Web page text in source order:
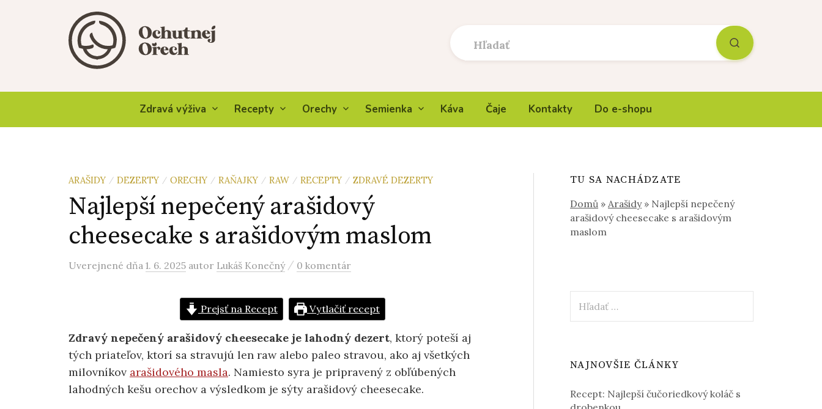
Zdravá výživa Recepty Orechy Semienka Káva Čaje Kontakty Do e-shopu
ARAŠIDY / DEZERTY / ORECHY / RAŇAJKY / RAW / RECEPTY / ZDRAVÉ DEZERTY
Najlepší nepečený arašidový
cheesecake s arašidovým maslom
Uverejnené dňa 1. 6. 2025 autor Lukáš Konečný / 0 komentár
Prejsť na Recept Vytlačiť recept
Zdravý nepečený arašidový cheesecake je lahodný dezert, ktorý poteší aj
tých priateľov, ktorí sa stravujú len raw alebo paleo stravou, ako aj všetkých
milovníkov arašidového masla. Namiesto syra je pripravený z obľúbených
lahodných kešu orechov a výsledkom je sýty arašidový cheesecake.
TU SA NACHÁDZATE
Domů »Arašidy» Najlepší nepečený
arašidový cheesecake s arašidovým
maslom
NAJNOVŠIE ČLÁNKY
Recept: Najlepší čučoriedkový koláč s